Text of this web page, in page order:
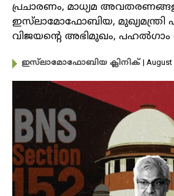
പ്രചാരണം, മാധ്യമ
ഇസ്‌ലാമോഫോബിയ, മുഖ്യമന്ത്രി
വിജയൻ്റെ അഭിമുഖം,
ഇസ്‌ലാമോഫോബിയ ക്ലിനിക് | August